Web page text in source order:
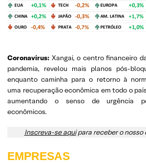
Coronavírus: Xangai, o centro financeiro
pandemia, revelou mais planos pós-
enquanto caminha para o retorno à
uma recuperação econômica em todo o
aumentando o senso de urgência
econômicos.
Inscreva-se aquipara receber o nosso
EMPRESAS